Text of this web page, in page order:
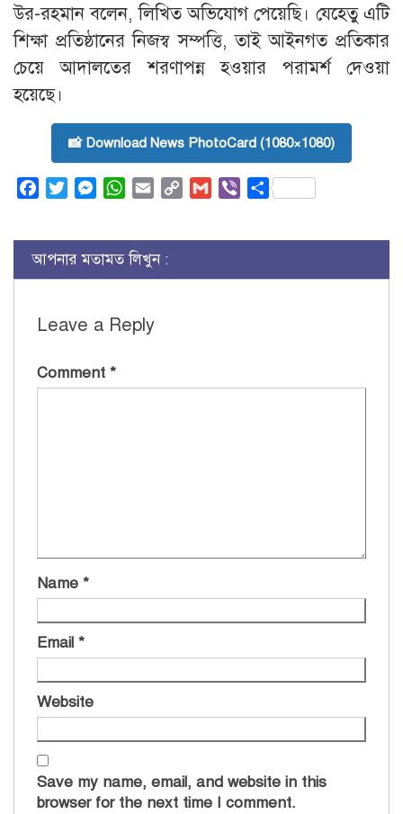
উর-রহমান বলেন, লিখিত অভিযোগ পেয়েছি। যেহেতু এটি
শিক্ষা প্রতিষ্ঠানের নিজস্ব সম্পত্তি, তাই আইনগত প্রতিকার
চেয়ে আদালতের শরণাপন্ন হওয়ার পরামর্শ দেওয়া
হয়েছে।
📸 Download News PhotoCard (1080×1080)
FacebookTwitterMessenger
WhatsApp
Email
Copy
Gmail ViberShare
আপনার মতামত লিখুন :
Leave a Reply
Comment *
Name *
Email *
Website
Save my name, email, and website in this
browser for the next time I comment.